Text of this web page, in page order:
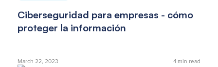
Ciberseguridad para empresas - cómo
proteger la información
March 22, 2023 4min read